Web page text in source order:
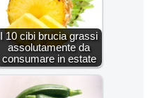
I 10 cibi brucia grassi
assolutamente da
consumare in estate